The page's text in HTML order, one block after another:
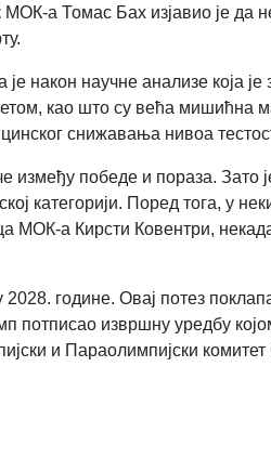
а Томас Бах изјавио је да
након научне анализе која
као што су већа мишићна
снижавања нивоа
победе и пораза. Зато
категорији. Поред тога, у
МОК-а Кирсти Ковентри,
године. Овај потез
потписао извршну уредбу
и Параолимпијски